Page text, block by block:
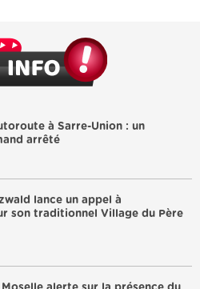
à Sarre-Union : un
arrêté
lance un appel à
son traditionnel Village du Père